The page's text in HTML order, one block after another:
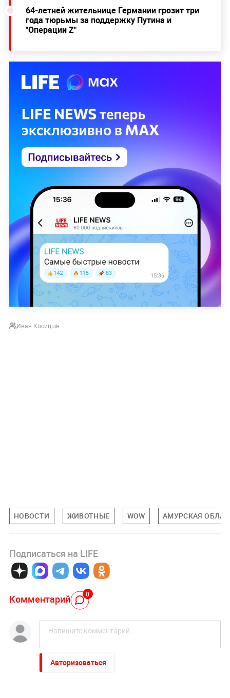
64-летней жительнице Германии грозит три
года тюрьмы за поддержку Путина и
"Операции Z"
Иван Косицын
НОВОСТИ ЖИВОТНЫЕ WOW АМУРСКАЯ
Подписаться на LIFE
Комментарий 0
Авторизоваться